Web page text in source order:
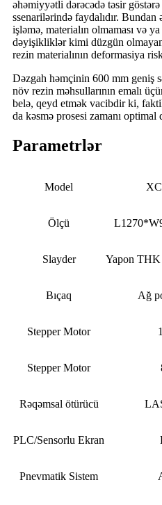
əhəmiyyətli dərəcədə təsir
ssenarilərində faydalıdır. Bundan
işləmə, materialın olmaması və ya
dəyişikliklər kimi düzgün
rezin materialının deformasiya
Dəzgah həmçinin 600 mm geniş
növ rezin məhsullarının emalı
belə, qeyd etmək vacibdir ki,
da kəsmə prosesi zamanı
Parametrlər
Model
Ölçü
Slayder Yapon THK
Bıçaq Ağ
Stepper Motor
Stepper Motor
Rəqəmsal ötürücü
PLC/Sensorlu Ekran
Pnevmatik Sistem